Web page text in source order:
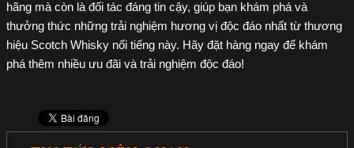
hãng mà còn là đối tác đáng tin cậy, giúp bạn khám phá và
thưởng thức những trải nghiệm hương vị độc đáo nhất từ thương
hiệu Scotch Whisky nổi tiếng này. Hãy đặt hàng ngay để khám
phá thêm nhiều ưu đãi và trải nghiệm độc đáo!